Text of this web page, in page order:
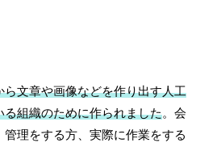
ら文章や画像などを作り出す人工
る組織のために作られました。会
理をする方、実際に作業をする